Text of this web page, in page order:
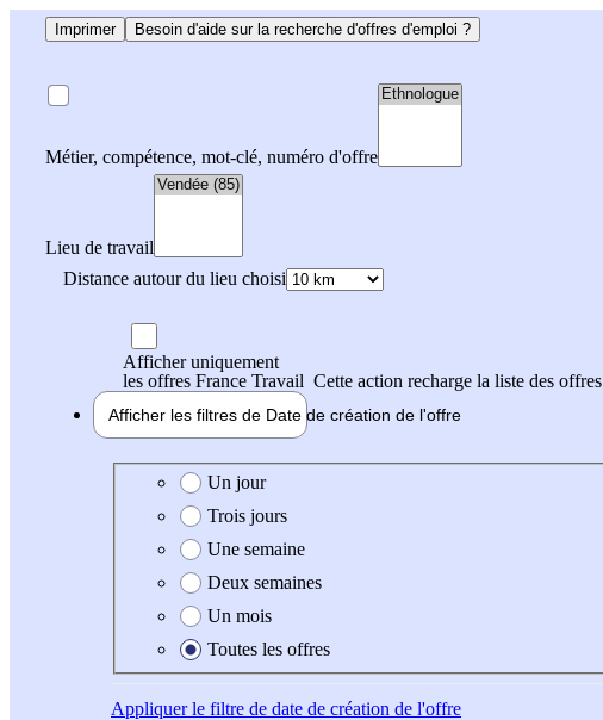
Imprimer Besoin d'aide sur la recherche d'offres d'emploi ?
Métier, compétence, mot-clé, numéro d'offre
Lieu de travail
Distance autour du lieu choisi
Afficher uniquement
les offres France Travail Cette action recharge la liste des offres
Afficher les filtres de Date de création de l'offre
Date de création de l'offre
Un jour
Trois jours
Une semaine
Deux semaines
Un mois
Toutes les offres
Appliquerle filtre de date de création de l'offre